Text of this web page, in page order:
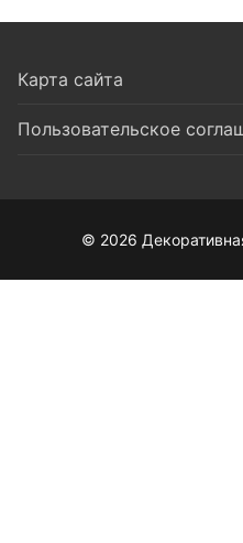
Карта сайта
Пользовательское
© 2026